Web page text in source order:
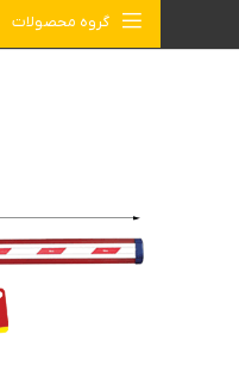
گروه محصولات